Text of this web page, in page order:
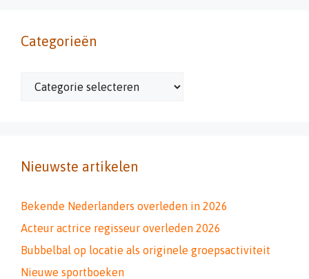
Categorieën
Categorieën
Nieuwste artikelen
Bekende Nederlanders overleden in 2026
Acteur actrice regisseur overleden 2026
Bubbelbal op locatie als originele groepsactiviteit
Nieuwe sportboeken